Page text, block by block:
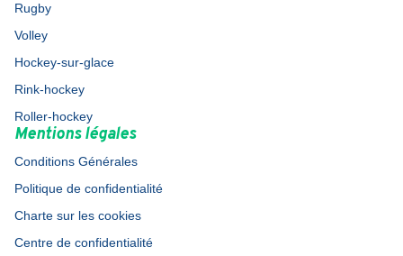
Rugby
Volley
Hockey-sur-glace
Rink-hockey
Roller-hockey
Mentions légales
Conditions Générales
Politique de confidentialité
Charte sur les cookies
Centre de confidentialité